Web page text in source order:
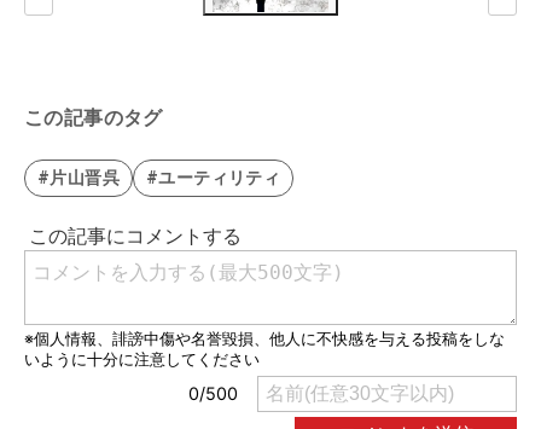
この記事のタグ
#片山晋呉 #ユーティリティ